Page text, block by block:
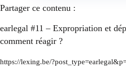
Partager ce contenu :
earlegal #11 – Expropriation et
comment réagir ?
https://lexing.be/